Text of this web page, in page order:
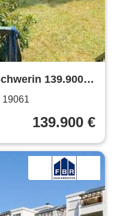
139.900 €
19061
139.900 €